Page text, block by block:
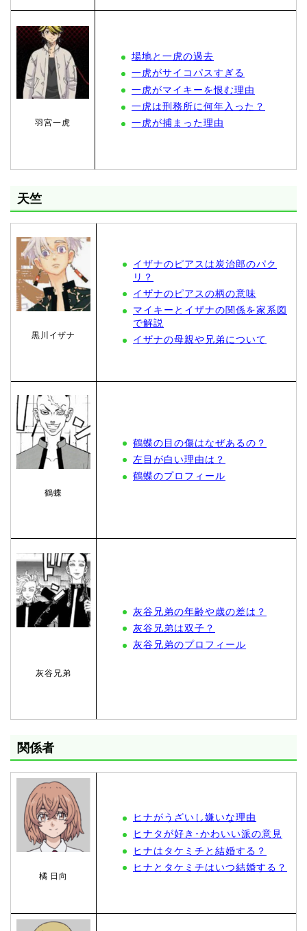
羽宮一虎
場地と一虎の過去
一虎がサイコパスすぎる
一虎がマイキーを恨む理由
一虎は刑務所に何年入った？
一虎が捕まった理由
天竺
黒川イザナ
イザナのピアスは炭治郎のパク
リ？
イザナのピアスの柄の意味
マイキーとイザナの関係を家系図
で解説
イザナの母親や兄弟について
鶴蝶
鶴蝶の目の傷はなぜあるの？
左目が白い理由は？
鶴蝶のプロフィール
灰谷兄弟
灰谷兄弟の年齢や歳の差は？
灰谷兄弟は双子？
灰谷兄弟のプロフィール
関係者
橘 日向
ヒナがうざいし嫌いな理由
ヒナタが好き･かわいい派の意見
ヒナはタケミチと結婚する？
ヒナとタケミチはいつ結婚する？